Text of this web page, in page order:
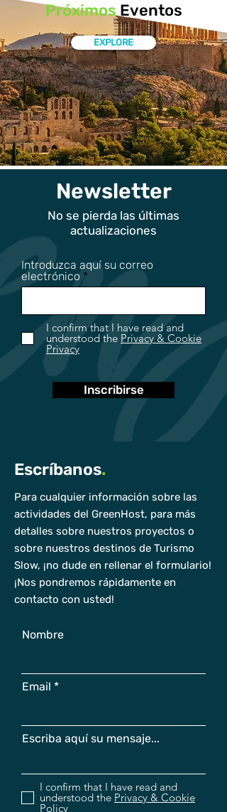
PróximosEventos
EXPLORE
Newsletter
No se pierda las últimas
actualizaciones
Introduzca aquí su correo
electrónico
I confirm that I have read and
understood the Privacy & Cookie
Privacy
Inscribirse
Escríbanos.
Para cualquier información sobre las
actividades del GreenHost, para más
detalles sobre nuestros proyectos o
sobre nuestros destinos de Turismo
Slow, ¡no dude en rellenar el formulario!
¡Nos pondremos rápidamente en
contacto con usted!
Nombre
Email
Escriba aquí su mensaje...
I confirm that I have read and
understood the Privacy & Cookie
Policy